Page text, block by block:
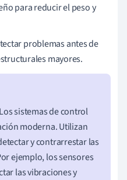
para reducir el peso y
problemas antes de
mayores.
Los sistemas de control
moderna. Utilizan
y contrarrestar las
ejemplo, los sensores
las vibraciones y